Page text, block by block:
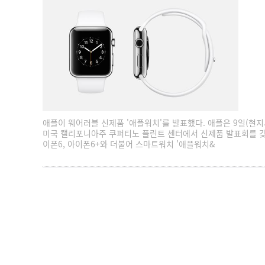
애플이 웨어러블 신제품 '애플워치'를 발표했다. 애플은 9일(현
미국 캘리포니아주 쿠퍼티노 플린트 센터에서 신제품 발표회를
이폰6, 아이폰6+와 더불어 스마트워치 '애플워치&